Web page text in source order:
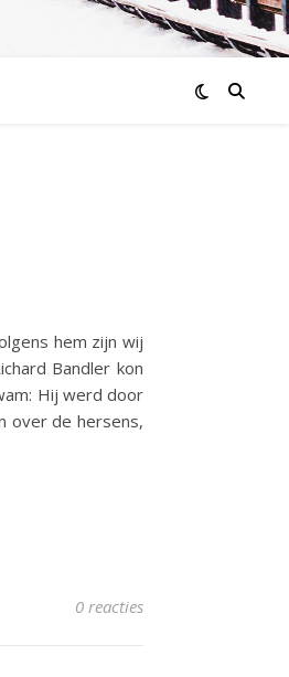
hem zijn wij
Bandler kon
Hij werd door
over de hersens,
0 reacties